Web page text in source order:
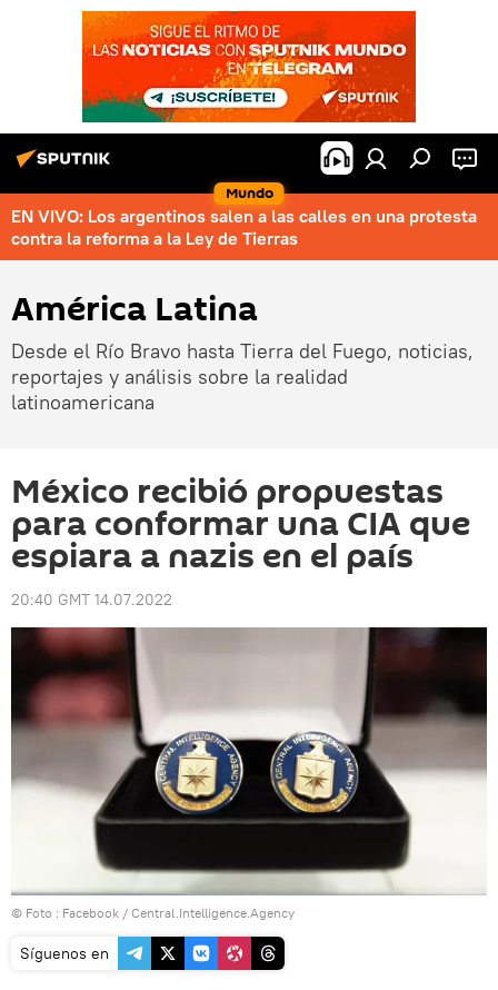
Mundo
EN VIVO: Los argentinos salen a las calles en una protesta
contra la reforma a la Ley de Tierras
América Latina
Desde el Río Bravo hasta Tierra del Fuego, noticias,
reportajes y análisis sobre la realidad
latinoamericana
México recibió propuestas
para conformar una CIA que
espiara a nazis en el país
20:40 GMT 14.07.2022
© Foto : Facebook / Central.Intelligence.Agency
Síguenos en